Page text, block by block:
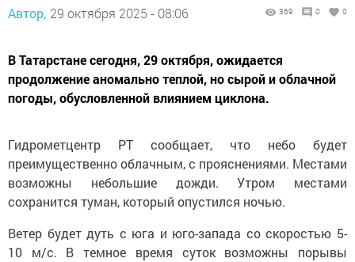
Автор, 29 октября 2025 - 08:06 369 0 0
В Татарстане сегодня, 29 октября, ожидается
продолжение аномально теплой, но сырой и облачной
погоды, обусловленной влиянием циклона.
Гидрометцентр РТ сообщает, что небо будет
преимущественно облачным, с прояснениями. Местами
возможны небольшие дожди. Утром местами
сохранится туман, который опустился ночью.
Ветер будет дуть с юга и юго-запада со скоростью 5-
10 м/с. В темное время суток возможны порывы